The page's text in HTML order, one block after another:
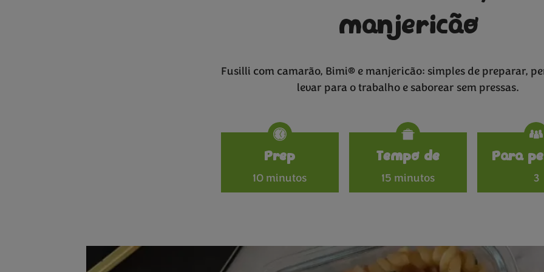
manjericão
Fusilli com camarão, Bimi® e manjericão: simples de preparar,
levar para o trabalho e saborear sem pressas.
Prep
10 minutos
Tempo de
15 minutos
Para
3